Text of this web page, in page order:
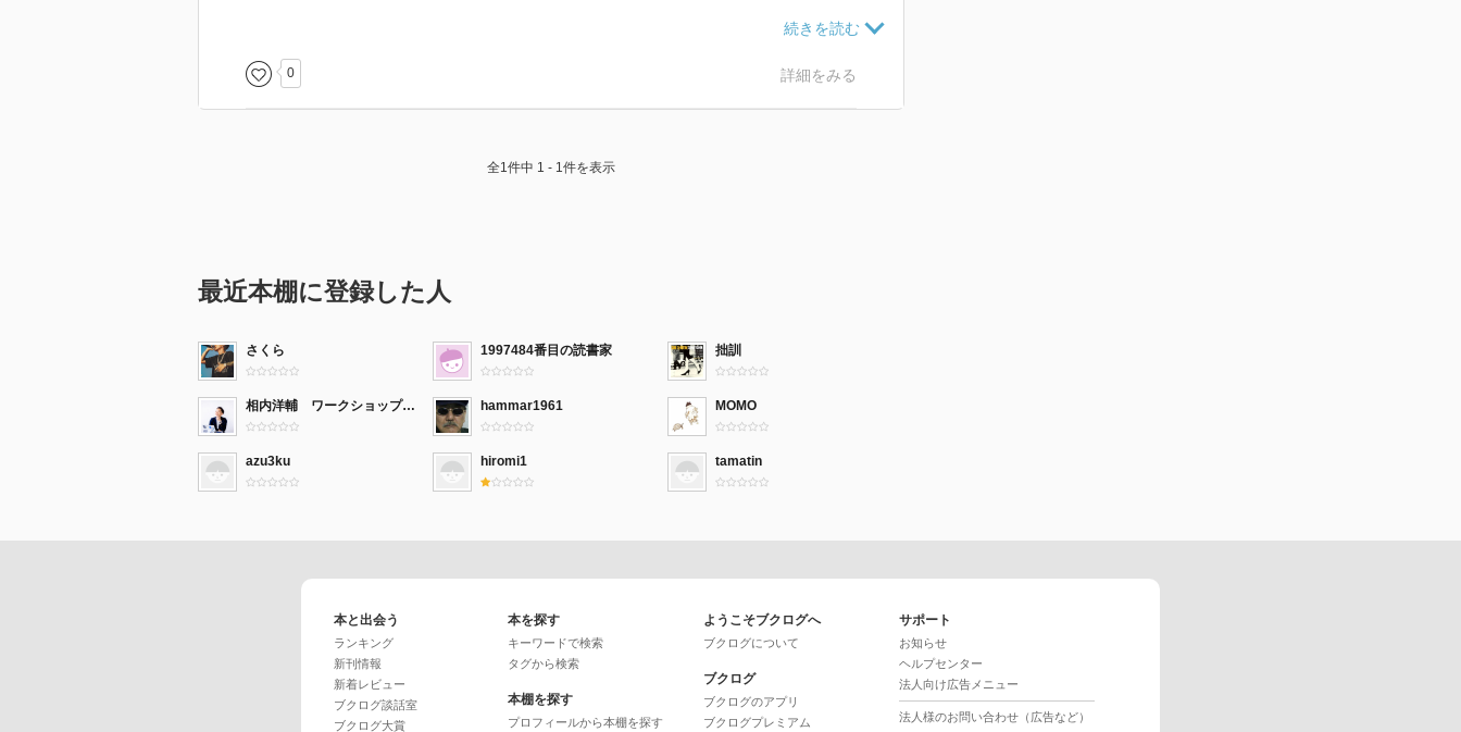
できれば歴史、文化、産業など、大きなトピックごとにまとめて章を配列した方が分か
りやすかったのではないかと思った。(13/01/02)
0 詳細をみる
全1件中 1 - 1件を表示
最近本棚に登録した人
さくら 1997484番目の読書家 拙訓
相内洋輔 ワークショップデザイナー hammar1961 MOMO
azu3ku hiromi1 tamatin
本と出会う
ランキング
新刊情報
新着レビュー
ブクログ談話室
ブクログ大賞
本を探す
キーワードで検索
タグから検索
本棚を探す
プロフィールから本棚を探す
ようこそブクログへ
ブクログについて
ブクログ
ブクログのアプリ
ブクログプレミアム
サポート
お知らせ
ヘルプセンター
法人向け広告メニュー
法人様のお問い合わせ（広告など）